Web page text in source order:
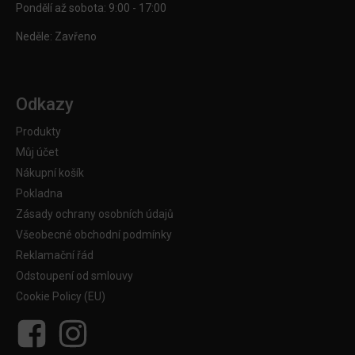
Pondělí až sobota: 9:00 - 17:00
Neděle: Zavřeno
Odkazy
Produkty
Můj účet
Nákupní košík
Pokladna
Zásady ochrany osobních údajů
Všeobecné obchodní podmínky
Reklamační řád
Odstoupení od smlouvy
Cookie Policy (EU)